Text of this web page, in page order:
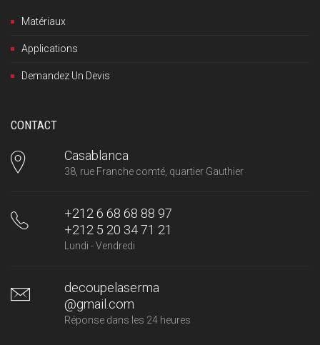
Matériaux
Applications
Demandez Un Devis
CONTACT
Casablanca
38, rue Franche comté, quartier Gauthier
+212 6 68 68 88 97
+212 5 20 34 71 21
Lundi - Vendredi
decoupelaserma
@gmail.com
Réponse dans les 24 heures